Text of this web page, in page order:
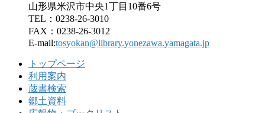
山形県米沢市中央1丁目10番6号
TEL：0238-26-3010
FAX：0238-26-3012
E-mail:tosyokan@library.yonezawa.yamagata.jp
トップページ
利用案内
蔵書検索
郷土資料